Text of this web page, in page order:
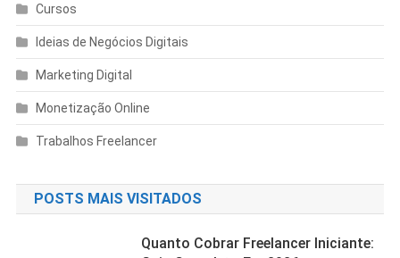
Cursos
Ideias de Negócios Digitais
Marketing Digital
Monetização Online
Trabalhos Freelancer
POSTS MAIS VISITADOS
Quanto Cobrar Freelancer Iniciante: